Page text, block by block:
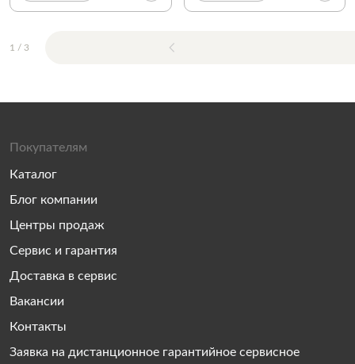
1 / 3
Покупателям
Каталог
Блог компании
Центры продаж
Сервис и гарантия
Доставка в сервис
Вакансии
Контакты
Заявка на дистанционное гарантийное сервисное